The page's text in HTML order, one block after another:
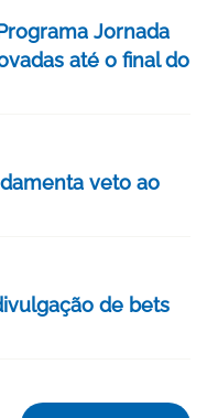
Jornada
até o final do
veto ao
de bets